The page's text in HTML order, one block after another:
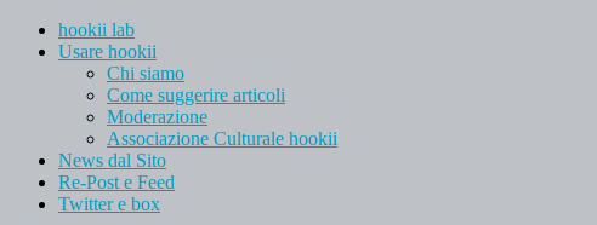
hookii lab
Usare hookii
Chi siamo
Come suggerire articoli
Moderazione
Associazione Culturale hookii
News dal Sito
Re-Post e Feed
Twitter e box